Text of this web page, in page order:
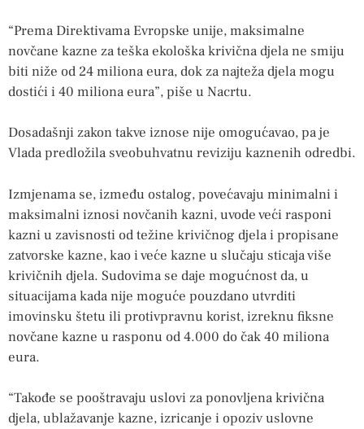
“Prema Direktivama Evropske unije, maksimalne
novčane kazne za teška ekološka krivična djela ne smiju
biti niže od 24 miliona eura, dok za najteža djela mogu
dostići i 40 miliona eura”, piše u Nacrtu.
Dosadašnji zakon takve iznose nije omogućavao, pa je
Vlada predložila sveobuhvatnu reviziju kaznenih odredbi.
Izmjenama se, između ostalog, povećavaju minimalni i
maksimalni iznosi novčanih kazni, uvode veći rasponi
kazni u zavisnosti od težine krivičnog djela i propisane
zatvorske kazne, kao i veće kazne u slučaju sticaja više
krivičnih djela. Sudovima se daje mogućnost da, u
situacijama kada nije moguće pouzdano utvrditi
imovinsku štetu ili protivpravnu korist, izreknu fiksne
novčane kazne u rasponu od 4.000 do čak 40 miliona
eura.
“Takođe se pooštravaju uslovi za ponovljena krivična
djela, ublažavanje kazne, izricanje i opoziv uslovne